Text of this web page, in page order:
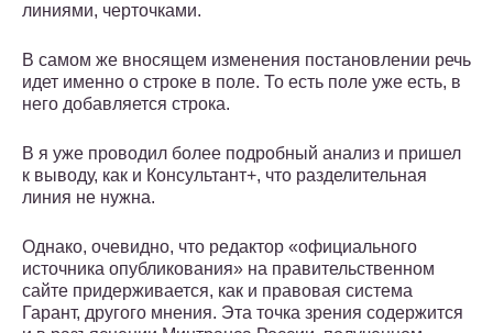
линиями, черточками.
В самом же вносящем изменения постановлении речь
идет именно о строке в поле. То есть поле уже есть, в
него добавляется строка.
В я уже проводил более подробный анализ и пришел
к выводу, как и Консультант+, что разделительная
линия не нужна.
Однако, очевидно, что редактор «официального
источника опубликования» на правительственном
сайте придерживается, как и правовая система
Гарант, другого мнения. Эта точка зрения содержится